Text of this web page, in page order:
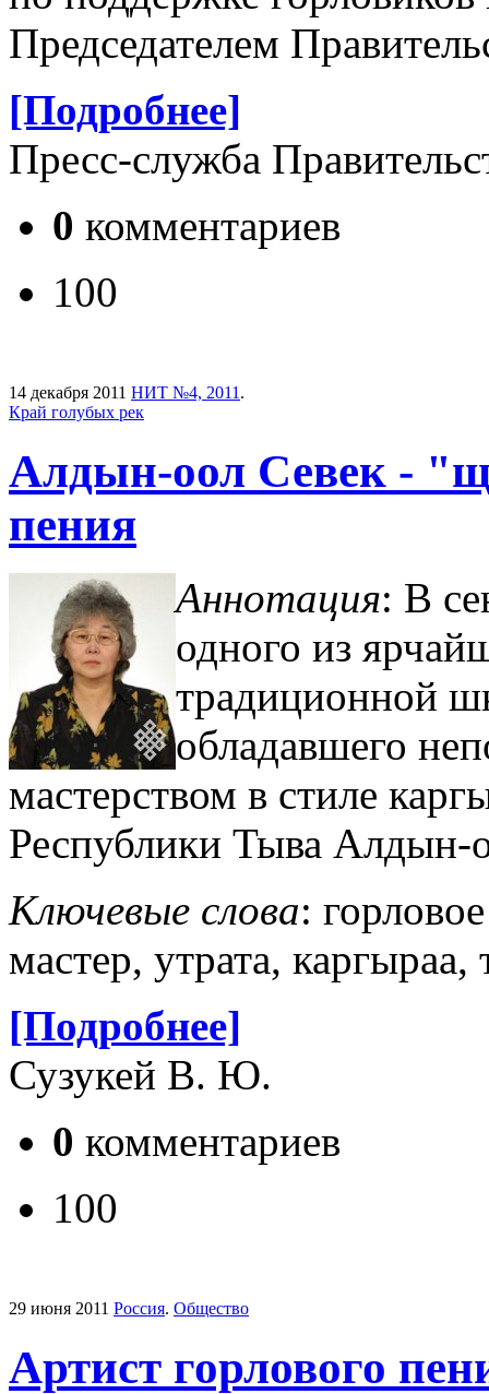
Председателем
[Подробнее]
Пресс-служба
0 комментариев
100
14 декабря 2011 НИТ №4, 2011 .
Край голубых рек
Алдын-оол Севек -
пения
Аннотация: В
одного из
традиционной
обладавшего
мастерством в стиле
Республики Тыва Алдын-
Ключевые слова:
мастер, утрата,
[Подробнее]
Сузукей В. Ю.
0 комментариев
100
29 июня 2011 Россия. Общество
Артист горлового